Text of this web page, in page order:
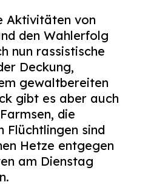
Aktivitäten von
den Wahlerfolg
nun rassistische
Deckung,
gewaltbereiten
gibt es aber auch
die
Flüchtlingen sind
Hetze entgegen
am Dienstag